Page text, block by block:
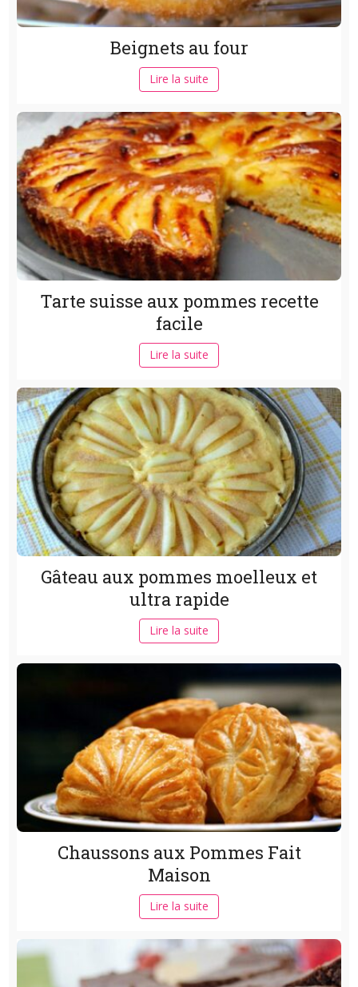
Beignets au four
Lire la suite
Tarte suisse aux pommes recette
facile
Lire la suite
Gâteau aux pommes moelleux et
ultra rapide
Lire la suite
Chaussons aux Pommes Fait
Maison
Lire la suite